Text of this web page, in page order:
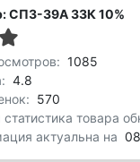
СП3-39А 33К 10%
1085
4.8
570
товара
актуальна на